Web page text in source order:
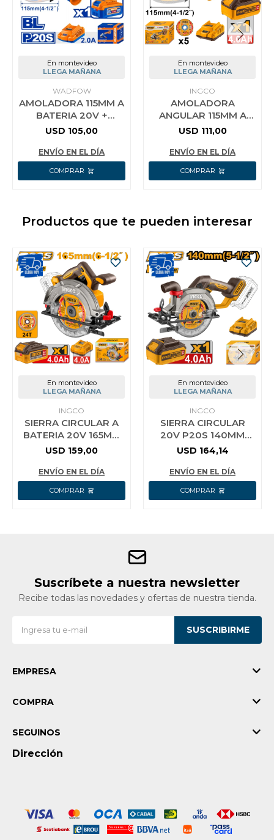
En montevideo
LLEGA MAÑANA
WADFOW
AMOLADORA 115MM A
BATERIA 20V +
BATERIA 4.0AH +
WLAP5421
USD 105,00
ENVÍO EN EL DÍA
En montevideo
LLEGA MAÑANA
INGCO
AMOLADORA
ANGULAR 115MM A
BATERIA P20S 20V
DISCOS + BAT 4.0AH +
CA
USD 111,00
ENVÍO EN EL DÍA
Productos que te pueden interesar
En montevideo
LLEGA MAÑANA
INGCO
SIERRA CIRCULAR A
BATERIA 20V 165MM
BRUSHLESS MOTOR +
CARGADOR +
USD 159,00
ENVÍO EN EL DÍA
En montevideo
LLEGA MAÑANA
INGCO
SIERRA CIRCULAR
20V P20S 140MM
C/CARG C/BAT INGCO
USD 164,14
ENVÍO EN EL DÍA
Suscríbete a nuestra newsletter
Recibe todas las novedades y ofertas de nuestra tienda.
SUSCRIBIRME
EMPRESA
COMPRA
Dirección
SEGUINOS